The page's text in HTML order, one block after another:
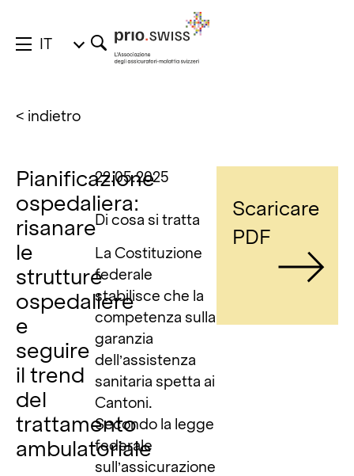
IT
< indietro
Pianificazione
ospedaliera:
risanare
le
strutture
ospedaliere
e
seguire
il trend
del
trattamento
ambulatoriale
22.05.2025
Di cosa si tratta
La Costituzione
federale
stabilisce che la
competenza sulla
garanzia
dell’assistenza
sanitaria spetta ai
Cantoni.
Secondo la legge
federale
sull’assicurazione
Scaricare
PDF